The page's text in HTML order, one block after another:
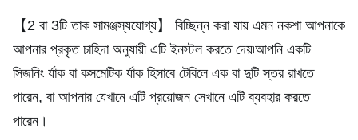
【2 বা 3টি তাক সামঞ্জস্যযোগ্য】 বিচ্ছিন্ন করা যায় এমন নকশা আপনাকে
আপনার প্রকৃত চাহিদা অনুযায়ী এটি ইনস্টল করতে দেয়৷আপনি একটি
সিজনিং র্যাক বা কসমেটিক র্যাক হিসাবে টেবিলে এক বা দুটি স্তর রাখতে
পারেন, বা আপনার যেখানে এটি প্রয়োজন সেখানে এটি ব্যবহার করতে
পারেন।